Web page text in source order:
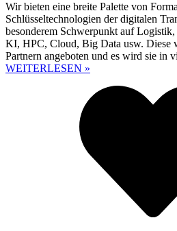
Wir bieten eine breite Palette von
Schlüsseltechnologien der digitalen
besonderem Schwerpunkt auf
KI, HPC, Cloud, Big Data usw. Diese
Partnern angeboten und es wird sie in
WEITERLESEN »